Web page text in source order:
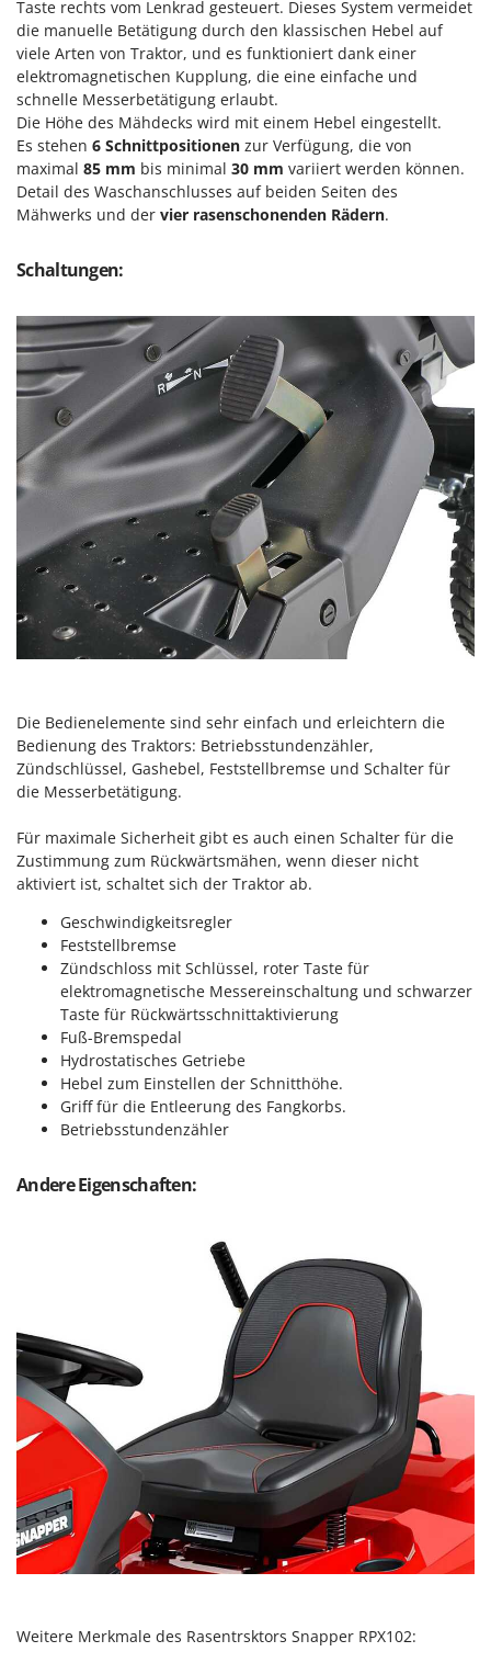
Spiralmac
Spring Protezione
Spyro
Stanley
Stiga
Stocker
Sunseeker
T
Tecla
Tellarini Pompe
Telwin
Tenco
Tineco
Titania
Tornado
Tre Spade
Trev - Abrek - TecnoVIR
Trotec
Troy-Bilt
Unger
V
Verdemax
Vesco
Volpi
Waldner
Weber
WIDU
Wiper EcoRobot
Wolf Garten
Wortex
Worx
Y Yard Force
Zodiac
Zomax
Taste rechts vom Lenkrad gesteuert. Dieses System vermeidet
die manuelle Betätigung durch den klassischen Hebel auf
viele Arten von Traktor, und es funktioniert dank einer
elektromagnetischen Kupplung, die eine einfache und
schnelle Messerbetätigung erlaubt.
Die Höhe des Mähdecks wird mit einem Hebel eingestellt.
Es stehen 6 Schnittpositionen zur Verfügung, die von
maximal 85 mm bis minimal 30 mm variiert werden können.
Detail des Waschanschlusses auf beiden Seiten des
Mähwerks und der vier rasenschonenden Rädern.
Schaltungen:
Die Bedienelemente sind sehr einfach und erleichtern die
Bedienung des Traktors: Betriebsstundenzähler,
Zündschlüssel, Gashebel, Feststellbremse und Schalter für
die Messerbetätigung.
Für maximale Sicherheit gibt es auch einen Schalter für die
Zustimmung zum Rückwärtsmähen, wenn dieser nicht
aktiviert ist, schaltet sich der Traktor ab.
Geschwindigkeitsregler
Feststellbremse
Zündschloss mit Schlüssel, roter Taste für
elektromagnetische Messereinschaltung und schwarzer
Taste für Rückwärtsschnittaktivierung
Fuß-Bremspedal
Hydrostatisches Getriebe
Hebel zum Einstellen der Schnitthöhe.
Griff für die Entleerung des Fangkorbs.
Betriebsstundenzähler
Andere Eigenschaften:
Weitere Merkmale des Rasentrsktors Snapper RPX102: